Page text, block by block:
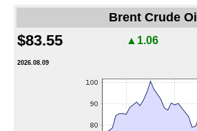
Brent Crude Oil
$83.55 ▲1.06
2026.08.09